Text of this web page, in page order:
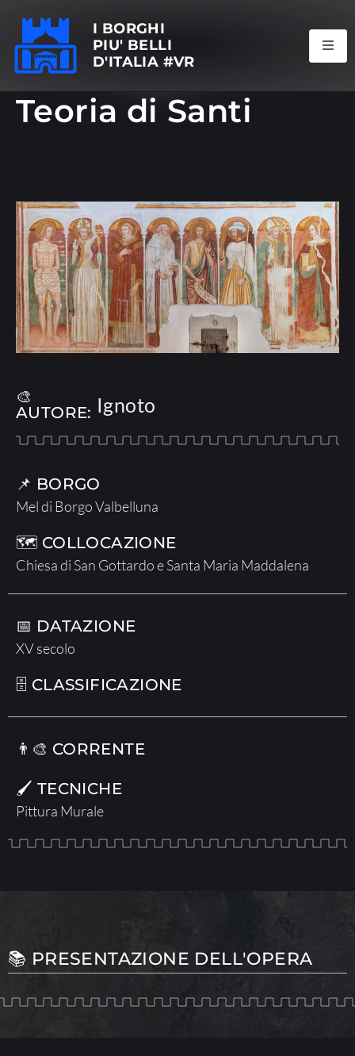
I BORGHI
PIU' BELLI
D'ITALIA #VR
Teoria di Santi
🎨
AUTORE: Ignoto
📌 BORGO
Mel di Borgo Valbelluna
🗺 COLLOCAZIONE
Chiesa di San Gottardo e Santa Maria Maddalena
📅 DATAZIONE
XV secolo
🗄 CLASSIFICAZIONE
👨‍🎨 CORRENTE
🖌 TECNICHE
Pittura Murale
📚 PRESENTAZIONE DELL'OPERA